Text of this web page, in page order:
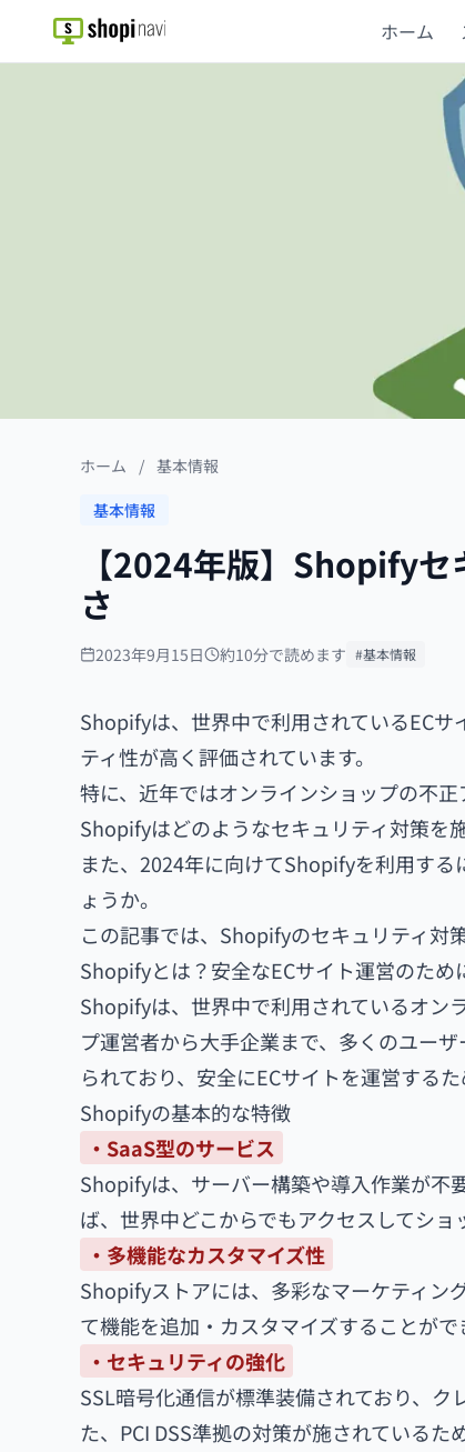
ホーム
ホーム / 基本情報
基本情報
【2024年版】Shopify
さ
2023年9月15日 約10分で読めます #基本情報
Shopifyは、世界中で利用されているEC
ティ性が高く評価されています。
特に、近年ではオンラインショップの不
Shopifyはどのようなセキュリティ対策を
また、2024年に向けてShopifyを利用す
ょうか。
この記事では、Shopifyのセキュリティ対
Shopifyとは？安全なECサイト運営のため
Shopifyは、世界中で利用されているオン
プ運営者から大手企業まで、多くのユー
られており、安全にECサイトを運営する
Shopifyの基本的な特徴
・SaaS型のサービス
Shopifyは、サーバー構築や導入作業が不
ば、世界中どこからでもアクセスしてショ
・多機能なカスタマイズ性
Shopifyストアには、多彩なマーケティン
て機能を追加・カスタマイズすることがで
・セキュリティの強化
SSL暗号化通信が標準装備されており、
た、PCI DSS準拠の対策が施されているた